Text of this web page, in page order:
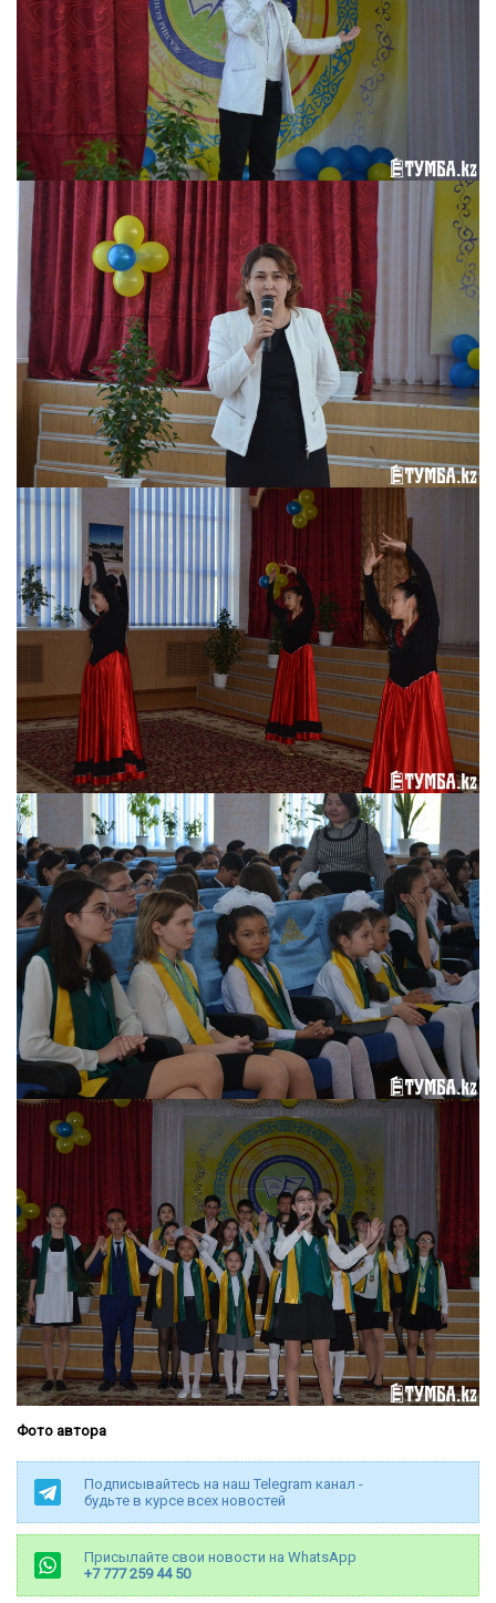
Фото автора
Подписывайтесь на наш Telegram канал -
будьте в курсе всех новостей
Присылайте свои новости на WhatsApp
+7 777 259 44 50